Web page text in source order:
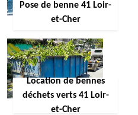
Pose de benne 41 Loir-
et-Cher
Location de bennes
déchets verts 41 Loir-
et-Cher